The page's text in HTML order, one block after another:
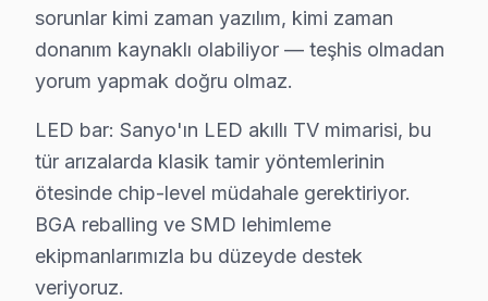
· Beşiktaş Hi-Level
· Beşiktaş iFFALCON
· Beşiktaş Samsung
· Beşiktaş LG
· Beşiktaş Panasonic
· Beşiktaş Toshiba
Sanyo TV Arızası: Beşiktaş'de Ne
sorunlar kimi zaman yazılım, kimi zaman
donanım kaynaklı olabiliyor — teşhis olmadan
yorum yapmak doğru olmaz.
LED bar: Sanyo'ın LED akıllı TV mimarisi, bu
tür arızalarda klasik tamir yöntemlerinin
ötesinde chip-level müdahale gerektiriyor.
BGA reballing ve SMD lehimleme
ekipmanlarımızla bu düzeyde destek
veriyoruz.